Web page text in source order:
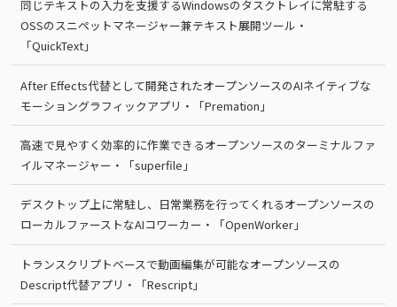
同じテキストの入力を支援するWindowsのタスクトレイに常駐する
OSSのスニペットマネージャー兼テキスト展開ツール・
「QuickText」
After Effects代替として開発されたオープンソースのAIネイティブな
モーショングラフィックアプリ・「Premation」
高速で見やすく効率的に作業できるオープンソースのターミナルファ
イルマネージャー・「superfile」
デスクトップ上に常駐し、日常業務を行ってくれるオープンソースの
ローカルファーストなAIコワーカー・「OpenWorker」
トランスクリプトベースで動画編集が可能なオープンソースの
Descript代替アプリ・「Rescript」